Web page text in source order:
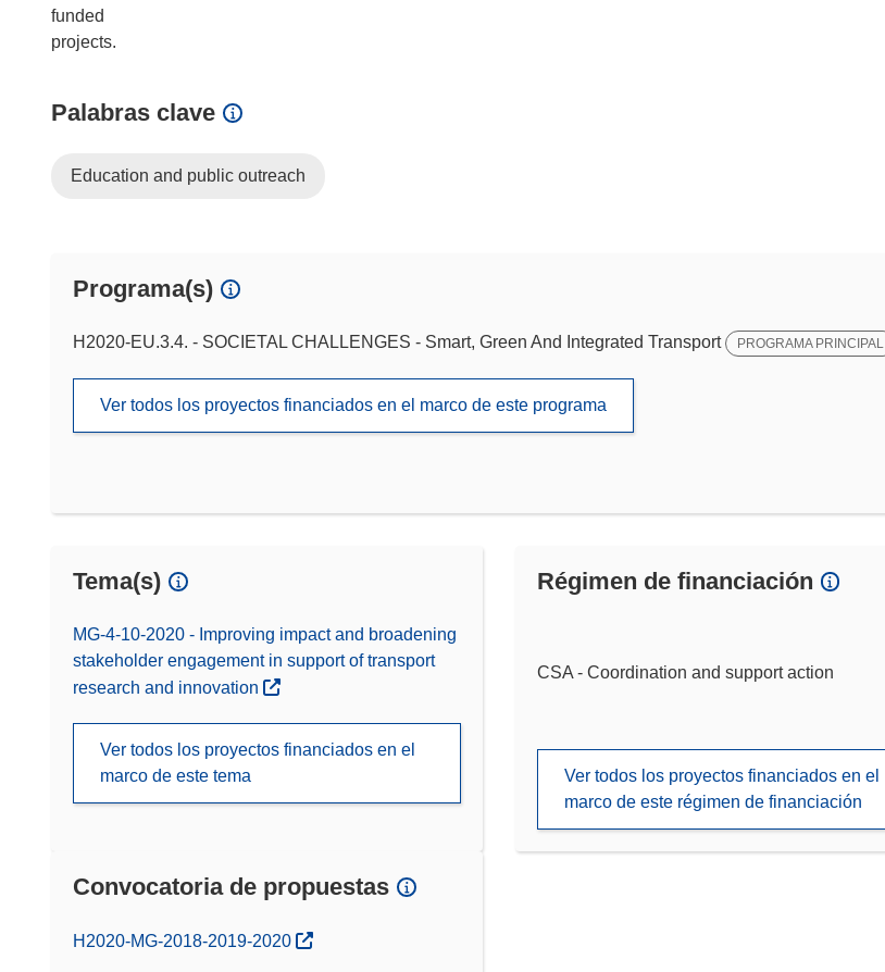
funded
Palabras clave
Education and public outreach
Programa(s)
H2020-EU.3.4. - SOCIETAL CHALLENGES - Smart, Green And Integrated Transport PROGRAMA PRINCIPAL
Ver todos los proyectos financiados en el marco de este programa
Tema(s)
MG-4-10-2020 - Improving impact and broadening
stakeholder engagement in support of transport
research and innovation
Ver todos los proyectos financiados en el
marco de este tema
Régimen de financiación
CSA - Coordination and support action
Ver todos los proyectos financiados en el
marco de este régimen de financiación
Convocatoria de propuestas
(se abrirá en una nueva ventana)
H2020-MG-2018-2019-2020